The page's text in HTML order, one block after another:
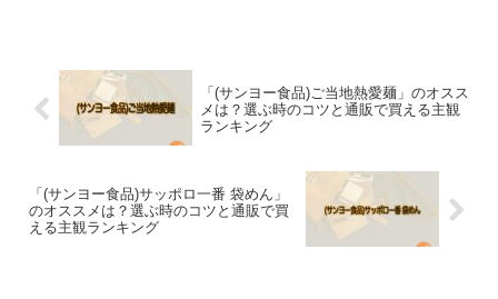
「(サンヨー食品)ご当地熱愛麺」のオスス
メは？選ぶ時のコツと通販で買える主観
ランキング
「(サンヨー食品)サッポロ一番 袋めん」
のオススメは？選ぶ時のコツと通販で買
える主観ランキング